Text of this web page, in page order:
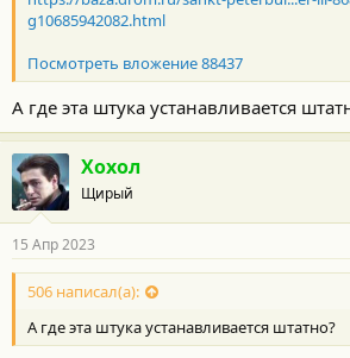
g10685942082.html
Посмотреть вложение 88437
А где эта штука устанавливается
Хохол
Щирый
15 Апр 2023
506 написал(а):
А где эта штука устанавливается штатно?